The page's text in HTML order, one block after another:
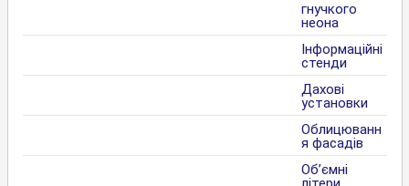
гнучкого
неона
Інформаційні
стенди
Дахові
установки
Облицюванн
я фасадів
Об’ємні